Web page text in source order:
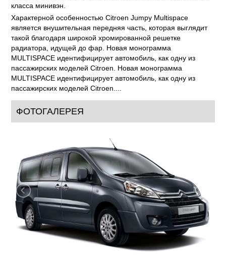
класса минивэн.
Характерной особенностью Citroen Jumpy Multispace
является внушительная передняя часть, которая выглядит
такой благодаря широкой хромированной решетке
радиатора, идущей до фар. Новая монограмма
MULTISPACE идентифицирует автомобиль, как одну из
пассажирских моделей Citroen. Новая монограмма
MULTISPACE идентифицирует автомобиль, как одну из
пассажирских моделей Citroen....
ФОТОГАЛЕРЕЯ